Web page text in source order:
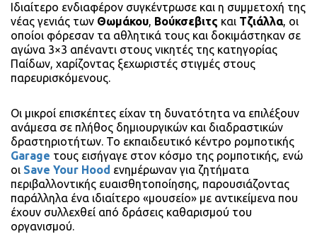
Ιδιαίτερο ενδιαφέρον συγκέντρωσε και η συμμετοχή της
νέας γενιάς των Θωμάκου, Βούκσεβιτς και Τζιάλλα, οι
οποίοι φόρεσαν τα αθλητικά τους και δοκιμάστηκαν σε
αγώνα 3×3 απέναντι στους νικητές της κατηγορίας
Παίδων, χαρίζοντας ξεχωριστές στιγμές στους
παρευρισκόμενους.
Οι μικροί επισκέπτες είχαν τη δυνατότητα να επιλέξουν
ανάμεσα σε πλήθος δημιουργικών και διαδραστικών
δραστηριοτήτων. Το εκπαιδευτικό κέντρο ρομποτικής
Garage τους εισήγαγε στον κόσμο της ρομποτικής, ενώ
οι Save Your Hood ενημέρωναν για ζητήματα
περιβαλλοντικής ευαισθητοποίησης, παρουσιάζοντας
παράλληλα ένα ιδιαίτερο «μουσείο» με αντικείμενα που
έχουν συλλεχθεί από δράσεις καθαρισμού του
οργανισμού.